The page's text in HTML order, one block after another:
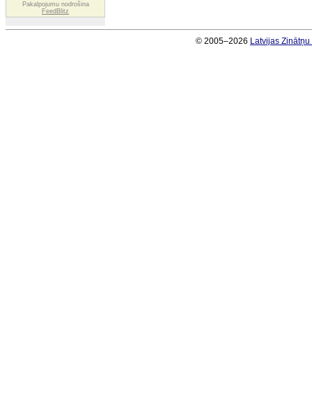
Pakalpojumu nodrošina
FeedBlitz
© 2005–2026 Latvijas